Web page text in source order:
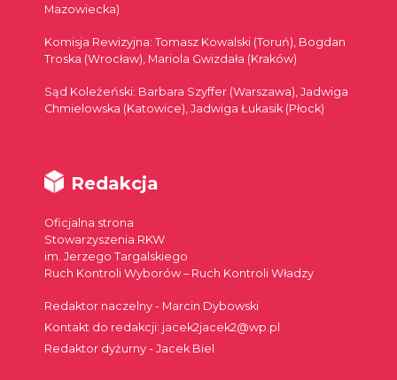
Mazowiecka)
Komisja Rewizyjna: Tomasz Kowalski (Toruń), Bogdan
Troska (Wrocław), Mariola Gwizdała (Kraków)
Sąd Koleżeński: Barbara Szyffer (Warszawa), Jadwiga
Chmielowska (Katowice), Jadwiga Łukasik (Płock)
Redakcja
Oficjalna strona
Stowarzyszenia RKW
im. Jerzego Targalskiego
Ruch Kontroli Wyborów – Ruch Kontroli Władzy
Redaktor naczelny - Marcin Dybowski
Kontakt do redakcji: jacek2jacek2@wp.pl
Redaktor dyżurny - Jacek Biel